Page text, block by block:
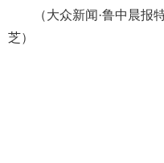
（大众新闻·鲁中晨报特
芝）